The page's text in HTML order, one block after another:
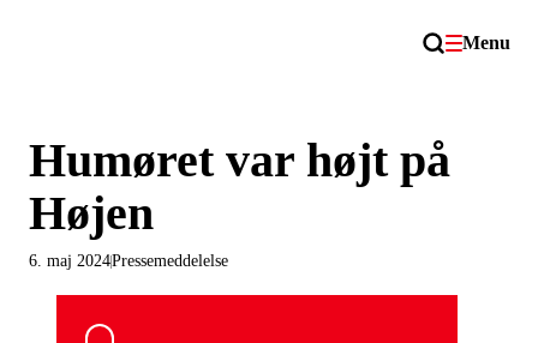
Menu
Humøret var højt på
Højen
Pressemeddelelse
6. maj 2024